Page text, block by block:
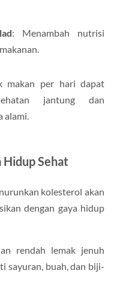
: Menambah nutrisi
makan per hari dapat
jantung dan
alami.
Hidup Sehat
kolesterol akan
dengan gaya hidup
rendah lemak jenuh
sayuran, buah, dan biji-